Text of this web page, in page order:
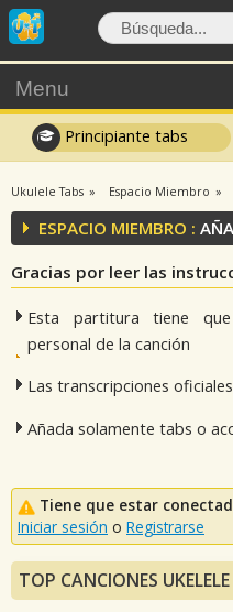
Menu
Principiante tabs
Ukulele Tabs Espacio Miembro
ESPACIO MIEMBRO :
Gracias por leer las
Esta partitura tiene
personal de la canción
Las transcripciones
Añada solamente tabs o
Tiene que estar
Iniciar sesión o Registrarse
TOP CANCIONES